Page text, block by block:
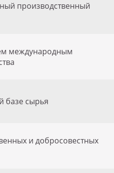
производственный
международным
базе сырья
и добросовестных